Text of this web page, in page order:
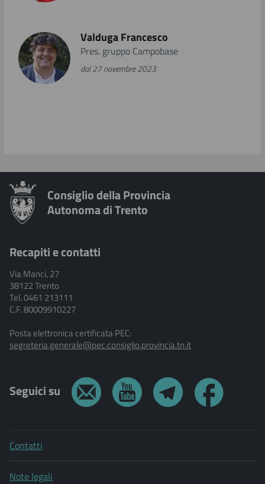
Valduga Francesco
Pres. gruppo Campobase
dal 27 novembre 2023
Consiglio della Provincia
Autonoma di Trento
Recapiti e contatti
Via Manci, 27
38122 Trento
Tel. 0461 213111
C.F. 80009910227
Posta elettronica certificata PEC:
segreteria.generale@pec.consiglio.provincia.tn.it
Seguici su
Contatti
Note legali